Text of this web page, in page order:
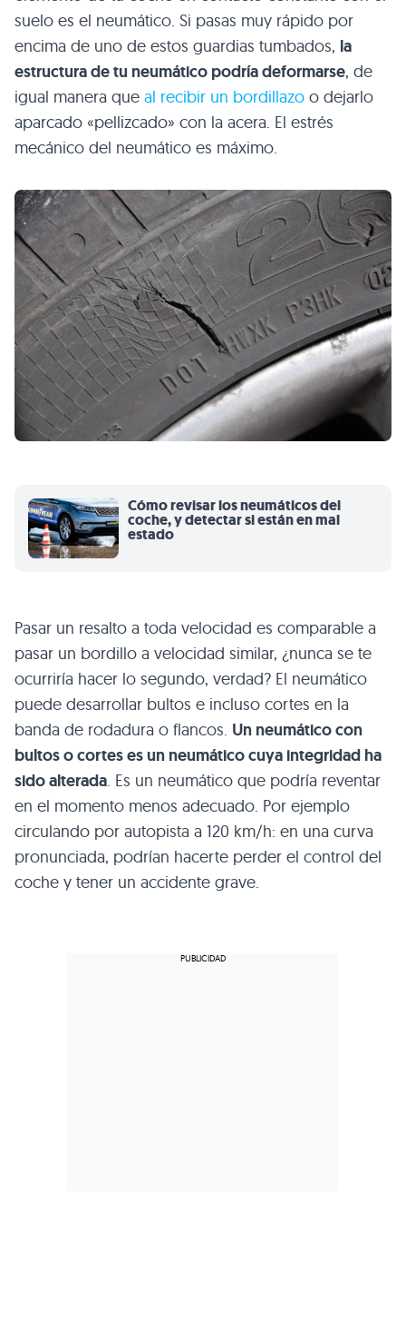
suelo es el neumático. Si pasas muy rápido por
encima de uno de estos guardias tumbados, la
estructura de tu neumático podría deformarse, de
igual manera que al recibir un bordillazo o dejarlo
aparcado «pellizcado» con la acera. El estrés
mecánico del neumático es máximo.
Cómo revisar los neumáticos del
coche, y detectar si están en mal
estado
Pasar un resalto a toda velocidad es comparable a
pasar un bordillo a velocidad similar, ¿nunca se te
ocurriría hacer lo segundo, verdad? El neumático
puede desarrollar bultos e incluso cortes en la
banda de rodadura o flancos. Un neumático con
bultos o cortes es un neumático cuya integridad ha
sido alterada. Es un neumático que podría reventar
en el momento menos adecuado. Por ejemplo
circulando por autopista a 120 km/h: en una curva
pronunciada, podrían hacerte perder el control del
coche y tener un accidente grave.